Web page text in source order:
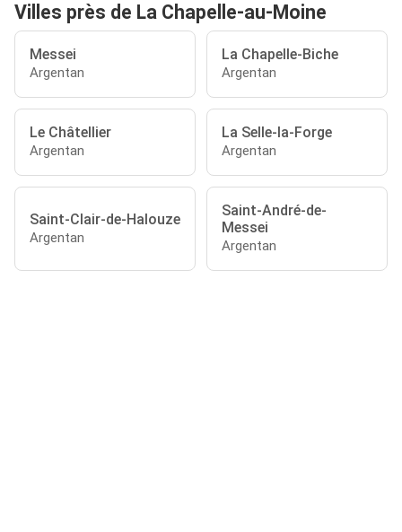
Villes près de La Chapelle-au-Moine
Messei
Argentan
La Chapelle-Biche
Argentan
Le Châtellier
Argentan
La Selle-la-Forge
Argentan
Saint-Clair-de-Halouze
Argentan
Saint-André-de-
Messei
Argentan